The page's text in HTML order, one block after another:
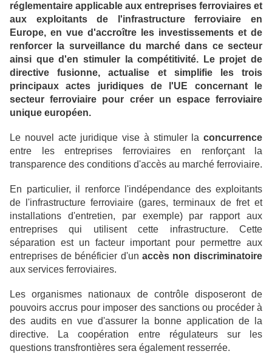
réglementaire applicable aux entreprises ferroviaires et
aux exploitants de l'infrastructure ferroviaire en
Europe, en vue d'accroître les investissements et de
renforcer la surveillance du marché dans ce secteur
ainsi que d'en stimuler la compétitivité. Le projet de
directive fusionne, actualise et simplifie les trois
principaux actes juridiques de l'UE concernant le
secteur ferroviaire pour créer un espace ferroviaire
unique européen.
Le nouvel acte juridique vise à stimuler la concurrence
entre les entreprises ferroviaires en renforçant la
transparence des conditions d'accès au marché ferroviaire.
En particulier, il renforce l'indépendance des exploitants
de l'infrastructure ferroviaire (gares, terminaux de fret et
installations d'entretien, par exemple) par rapport aux
entreprises qui utilisent cette infrastructure. Cette
séparation est un facteur important pour permettre aux
entreprises de bénéficier d'un accès non discriminatoire
aux services ferroviaires.
Les organismes nationaux de contrôle disposeront de
pouvoirs accrus pour imposer des sanctions ou procéder à
des audits en vue d'assurer la bonne application de la
directive. La coopération entre régulateurs sur les
questions transfrontières sera également resserrée.